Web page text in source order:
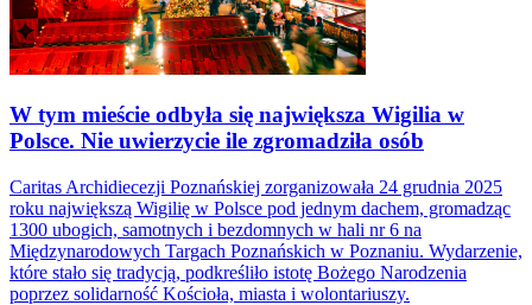
W tym mieście odbyła się największa Wigilia w
Polsce. Nie uwierzycie ile zgromadziła osób
Caritas Archidiecezji Poznańskiej zorganizowała 24 grudnia 2025
roku największą Wigilię w Polsce pod jednym dachem, gromadząc
1300 ubogich, samotnych i bezdomnych w hali nr 6 na
Międzynarodowych Targach Poznańskich w Poznaniu. Wydarzenie,
które stało się tradycją, podkreśliło istotę Bożego Narodzenia
poprzez solidarność Kościoła, miasta i wolontariuszy.